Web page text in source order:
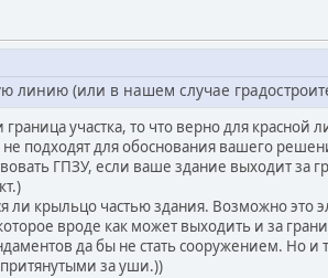
линию (или в нашем случае
участка, то что верно для красной
подходят для обоснования вашего
ГПЗУ, если ваше здание выходит за
ли крыльцо частью здания. Возможно это
вроде как может выходить и за
да бы не стать сооружением. Но и
за уши.))